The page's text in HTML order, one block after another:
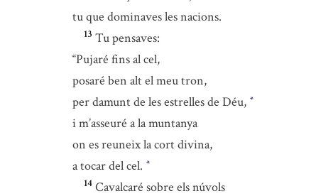
tu que dominaves les nacions.
13 Tu pensaves:
“Pujaré fins al cel,
posaré ben alt el meu tron,
per damunt de les estrelles de Déu, *
i m’asseuré a la muntanya
on es reuneix la cort divina,
a tocar del cel. *
14 Cavalcaré sobre els núvols